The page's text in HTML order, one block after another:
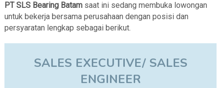
PT SLS Bearing Batam saat ini sedang membuka lowongan
untuk bekerja bersama perusahaan dengan posisi dan
persyaratan lengkap sebagai berikut.
SALES EXECUTIVE/ SALES
ENGINEER